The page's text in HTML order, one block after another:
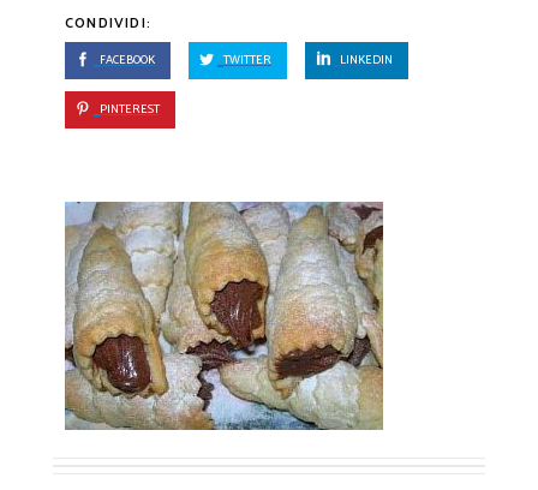
CONDIVIDI:
FACEBOOK TWITTER LINKEDIN
PINTEREST